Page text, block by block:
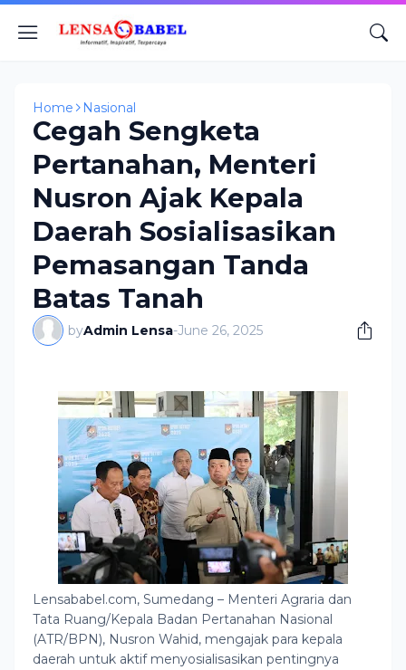
Home Nasional
Cegah Sengketa
Pertanahan, Menteri
Nusron Ajak Kepala
Daerah Sosialisasikan
Pemasangan Tanda
Batas Tanah
byAdmin Lensa-June 26, 2025
Lensababel.com, Sumedang – Menteri Agraria dan
Tata Ruang/Kepala Badan Pertanahan Nasional
(ATR/BPN), Nusron Wahid, mengajak para kepala
daerah untuk aktif menyosialisasikan pentingnya